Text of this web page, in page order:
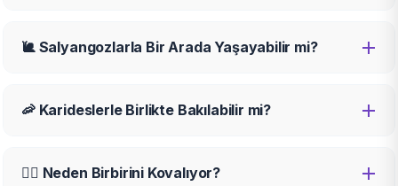
🐌 Salyangozlarla Bir Arada Yaşayabilir mi?
🦐 Karideslerle Birlikte Bakılabilir mi?
🏃‍♂️ Neden Birbirini Kovalıyor?